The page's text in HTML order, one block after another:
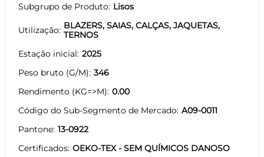
Subgrupo de Produto Lisos
Utilização BLAZERS, SAIAS, CALÇAS, JAQUETAS,
TERNOS
Estação inicial 2025
Peso bruto (G/M) 346
Rendimento (KG=>M) 0.00
Código do Sub-Segmento de Mercado A09-0011
Pantone 13-0922
Certificados OEKO-TEX - SEM QUÍMICOS DANOSO